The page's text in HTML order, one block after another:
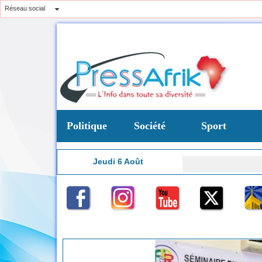
Réseau social
Politique Société Sport
Jeudi 6 Août